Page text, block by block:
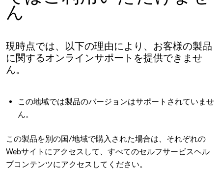
ん
現時点では、以下の理由により、お客様の製品
に関するオンラインサポートを提供できませ
ん。
この地域では製品のバージョンはサポートされていませ
ん。
この製品を別の国/地域で購入された場合は、それぞれの
Webサイトにアクセスして、すべてのセルフサービスヘル
プコンテンツにアクセスしてください。